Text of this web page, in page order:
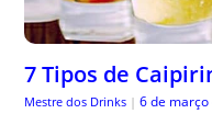
7 Tipos de
Mestre dos Drinks | 6 de